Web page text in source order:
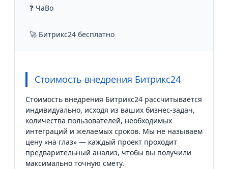
❓ ЧаВо
🚀 Битрикс24 бесплатно
Стоимость внедрения Битрикс24
Стоимость внедрения Битрикс24 рассчитывается
индивидуально, исходя из ваших бизнес-задач,
количества пользователей, необходимых
интеграций и желаемых сроков. Мы не называем
цену «на глаз» — каждый проект проходит
предварительный анализ, чтобы вы получили
максимально точную смету.